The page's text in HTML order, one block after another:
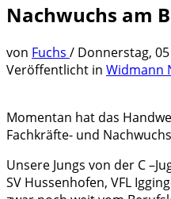
Nachwuchs am
von Fuchs / Donnerstag,
Veröffentlicht in Widmann
Momentan hat das
Fachkräfte- und
Unsere Jungs von der C
SV Hussenhofen, VFL